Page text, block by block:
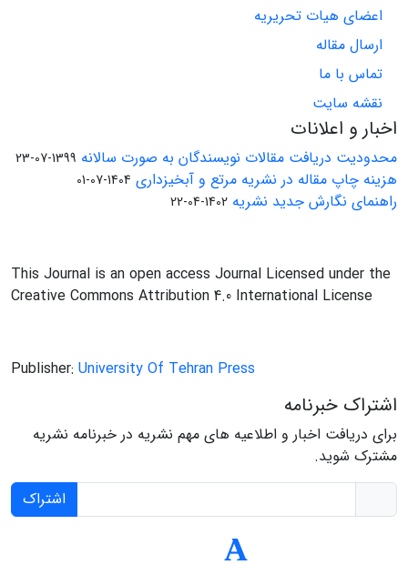
اعضای هیات تحریریه
ارسال مقاله
تماس با ما
نقشه سایت
اخبار و اعلانات
محدودیت دریافت مقالات نویسندگان به صورت سالانه 1399-07-23
هزینه چاپ مقاله در نشریه مرتع و آبخیزداری 1404-07-01
راهنمای نگارش جدید نشریه 1402-04-22
This Journal is an open access Journal Licensed under the
Creative Commons Attribution 4.0 International License
Publisher: University Of Tehran Press
اشتراک خبرنامه
برای دریافت اخبار و اطلاعیه های مهم نشریه در خبرنامه نشریه
مشترک شوید.
اشتراک